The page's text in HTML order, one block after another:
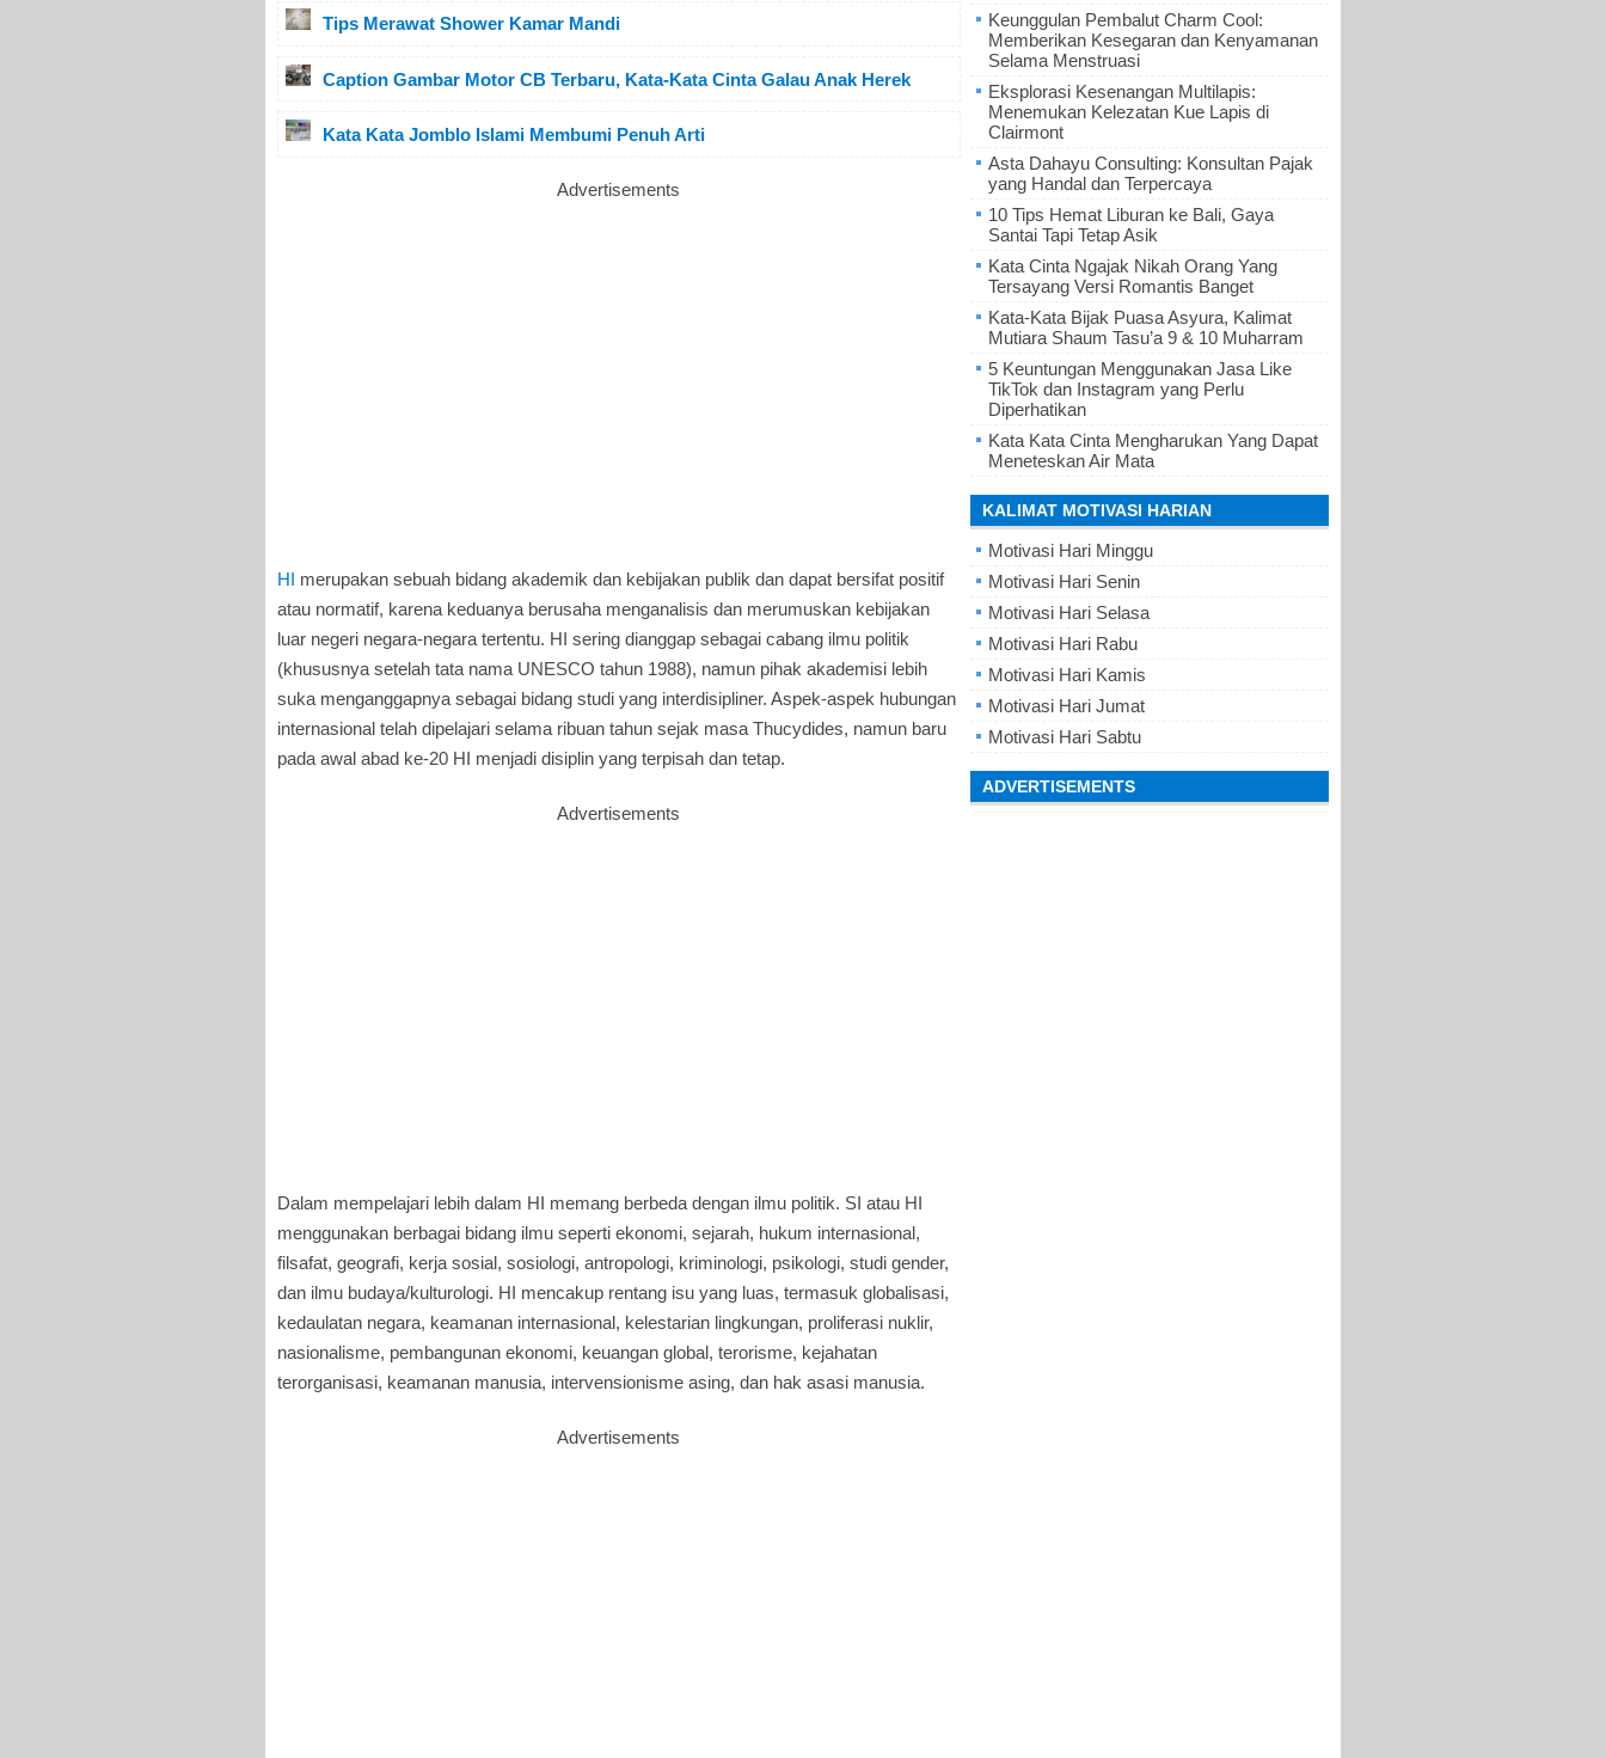
Tips Merawat Shower Kamar Mandi
Caption Gambar Motor CB Terbaru, Kata-Kata Cinta Galau Anak Herek
Kata Kata Jomblo Islami Membumi Penuh Arti
Advertisements
HI merupakan sebuah bidang akademik dan kebijakan publik dan dapat bersifat positif
atau normatif, karena keduanya berusaha menganalisis dan merumuskan kebijakan
luar negeri negara-negara tertentu. HI sering dianggap sebagai cabang ilmu politik
(khususnya setelah tata nama UNESCO tahun 1988), namun pihak akademisi lebih
suka menganggapnya sebagai bidang studi yang interdisipliner. Aspek-aspek hubungan
internasional telah dipelajari selama ribuan tahun sejak masa Thucydides, namun baru
pada awal abad ke-20 HI menjadi disiplin yang terpisah dan tetap.
Advertisements
Dalam mempelajari lebih dalam HI memang berbeda dengan ilmu politik. SI atau HI
menggunakan berbagai bidang ilmu seperti ekonomi, sejarah, hukum internasional,
filsafat, geografi, kerja sosial, sosiologi, antropologi, kriminologi, psikologi, studi gender,
dan ilmu budaya/kulturologi. HI mencakup rentang isu yang luas, termasuk globalisasi,
kedaulatan negara, keamanan internasional, kelestarian lingkungan, proliferasi nuklir,
nasionalisme, pembangunan ekonomi, keuangan global, terorisme, kejahatan
terorganisasi, keamanan manusia, intervensionisme asing, dan hak asasi manusia.
Advertisements
Keunggulan Pembalut Charm Cool:
Memberikan Kesegaran dan Kenyamanan
Selama Menstruasi
Eksplorasi Kesenangan Multilapis:
Menemukan Kelezatan Kue Lapis di
Clairmont
Asta Dahayu Consulting: Konsultan Pajak
yang Handal dan Terpercaya
10 Tips Hemat Liburan ke Bali, Gaya
Santai Tapi Tetap Asik
Kata Cinta Ngajak Nikah Orang Yang
Tersayang Versi Romantis Banget
Kata-Kata Bijak Puasa Asyura, Kalimat
Mutiara Shaum Tasu’a 9 & 10 Muharram
5 Keuntungan Menggunakan Jasa Like
TikTok dan Instagram yang Perlu
Diperhatikan
Kata Kata Cinta Mengharukan Yang Dapat
Meneteskan Air Mata
KALIMAT MOTIVASI HARIAN
Motivasi Hari Minggu
Motivasi Hari Senin
Motivasi Hari Selasa
Motivasi Hari Rabu
Motivasi Hari Kamis
Motivasi Hari Jumat
Motivasi Hari Sabtu
ADVERTISEMENTS